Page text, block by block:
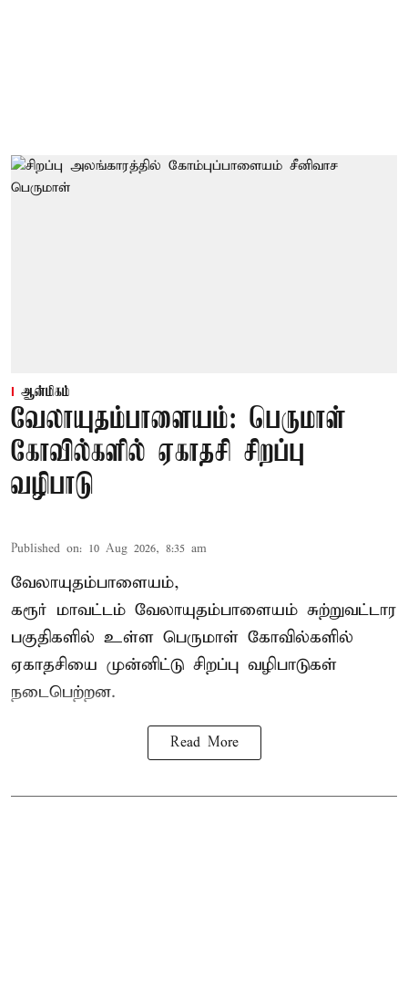
ஆன்மிகம்
வேலாயுதம்பாளையம்: பெருமாள்
கோவில்களில் ஏகாதசி சிறப்பு
வழிபாடு
Published on: 10 Aug 2026, 8:35 am
வேலாயுதம்பாளையம்,
கரூர் மாவட்டம் வேலாயுதம்பாளையம் சுற்றுவட்டார
பகுதிகளில் உள்ள பெருமாள் கோவில்களில்
ஏகாதசியை முன்னிட்டு சிறப்பு வழிபாடுகள்
நடைபெற்றன.
Read More